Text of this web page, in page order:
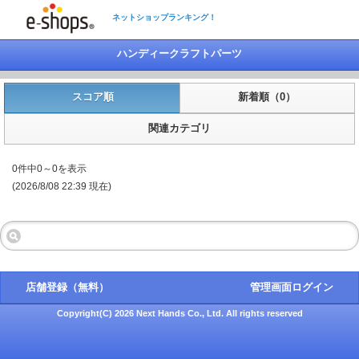
ネットショップランキング！
ハンディークラフトパーツ
スコア順 新着順（0）
関連カテゴリ
0件中0～0を表示
(2026/8/08 22:39 現在)
店舗登録（無料） 管理画面ログイン
Copyright(C) 2026 Next Hands Co., Ltd. All rights reserved